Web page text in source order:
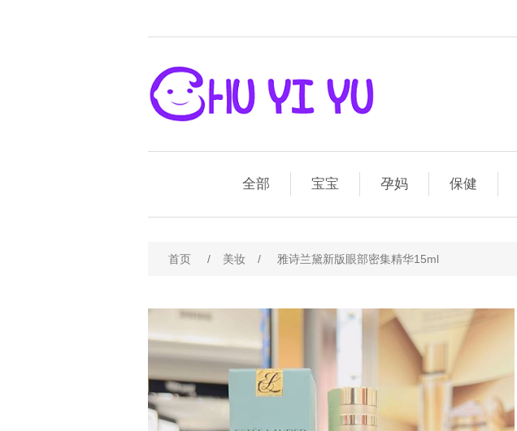
全部 宝宝 孕妈 保健
首页 / 美妆 / 雅诗兰黛新版眼部密集精华15ml